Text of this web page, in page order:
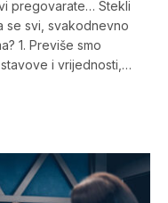
pregovarate… Stekli
se svi, svakodnevno
1. Previše smo
i vrijednosti,…